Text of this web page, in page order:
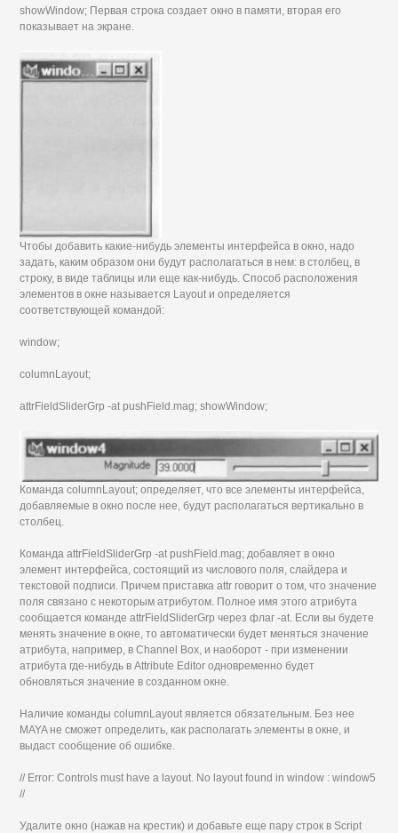
showWindow; Первая строка создает окно в памяти, вторая его
показывает на экране.
Чтобы добавить какие-нибудь элементы интерфейса в окно, надо
задать, каким образом они будут располагаться в нем: в столбец, в
строку, в виде таблицы или еще как-нибудь. Способ расположения
элементов в окне называется Layout и определяется
соответствующей командой:
window;
columnLayout;
attrFieldSliderGrp -at pushField.mag; showWindow;
Команда columnLayout; определяет, что все элементы интерфейса,
добавляемые в окно после нее, будут располагаться вертикально в
столбец.
Команда attrFieldSliderGrp -at pushField.mag; добавляет в окно
элемент интерфейса, состоящий из числового поля, слайдера и
текстовой подписи. Причем приставка attr говорит о том, что значение
поля связано с некоторым атрибутом. Полное имя этого атрибута
сообщается команде attrFieldSliderGrp через флаг -at. Если вы будете
менять значение в окне, то автоматически будет меняться значение
атрибута, например, в Channel Box, и наоборот - при изменении
атрибута где-нибудь в Attribute Editor одновременно будет
обновляться значение в созданном окне.
Наличие команды columnLayout является обязательным. Без нее
MAYA не сможет определить, как располагать элементы в окне, и
выдаст сообщение об ошибке.
// Error: Controls must have a layout. No layout found in window : window5
//
Удалите окно (нажав на крестик) и добавьте еще пару строк в Script